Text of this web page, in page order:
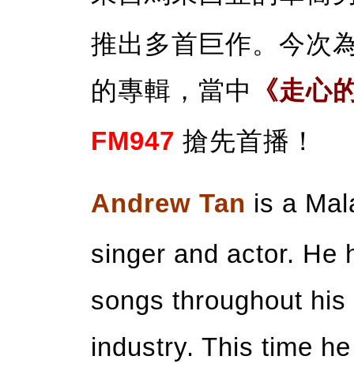
推出多首巨作。今次
的專輯，當中
《走心
FM947 搶先首播！
Andrew Tan is a
singer and actor. He
songs throughout
industry. This time